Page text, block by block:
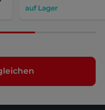
auf Lager